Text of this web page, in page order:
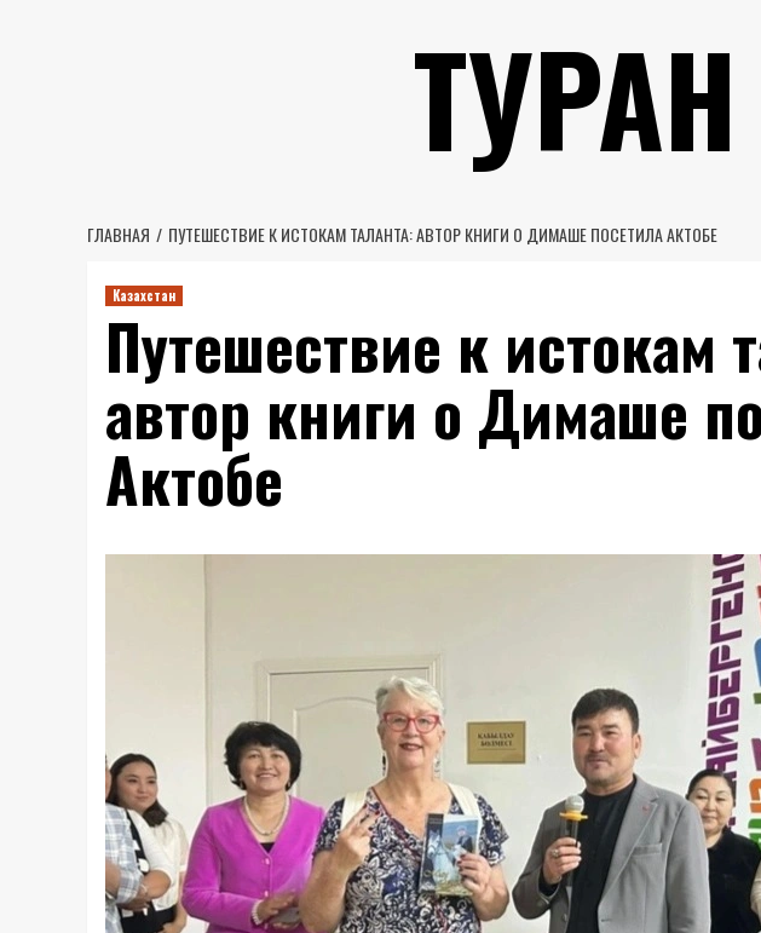
ГЛАВНАЯ ПУТЕШЕСТВИЕ К ИСТОКАМ ТАЛАНТА: АВТОР КНИГИ О ДИМАШЕ ПОСЕТИЛА АКТОБЕ
Казахстан
Путешествие к истокам
автор книги о Димаше
Актобе